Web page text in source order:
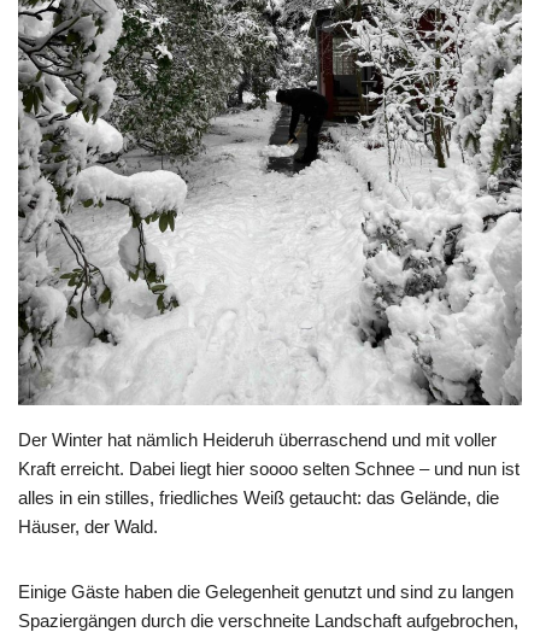
Der Winter hat nämlich Heideruh überraschend und mit voller
Kraft erreicht. Dabei liegt hier soooo selten Schnee – und nun ist
alles in ein stilles, friedliches Weiß getaucht: das Gelände, die
Häuser, der Wald.
Einige Gäste haben die Gelegenheit genutzt und sind zu langen
Spaziergängen durch die verschneite Landschaft aufgebrochen,